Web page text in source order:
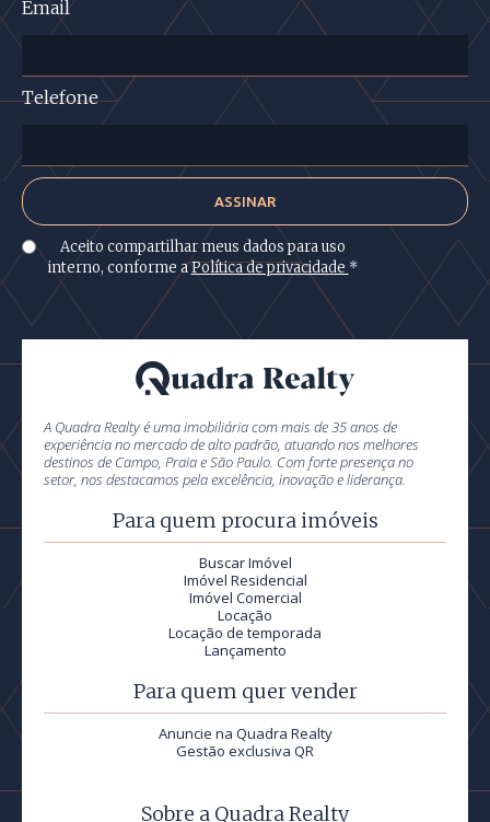
Email
Telefone
Aceito compartilhar meus dados para uso
interno, conforme aPolítica de privacidade *
A Quadra Realty é uma imobiliária com mais de 35 anos de
experiência no mercado de alto padrão, atuando nos melhores
destinos de Campo, Praia e São Paulo. Com forte presença no
setor, nos destacamos pela excelência, inovação e liderança.
Para quem procura imóveis
Buscar Imóvel
Imóvel Residencial
Imóvel Comercial
Locação
Locação de temporada
Lançamento
Para quem quer vender
Anuncie na Quadra Realty
Gestão exclusiva QR
Sobre a Quadra Realty